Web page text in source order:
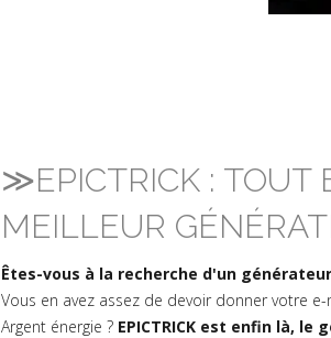
≫EPICTRICK : TOUT
MEILLEUR
Êtes-vous à la recherche d'un
Vous en avez assez de devoir donner votre
Argent énergie ? EPICTRICK est enfin là, le